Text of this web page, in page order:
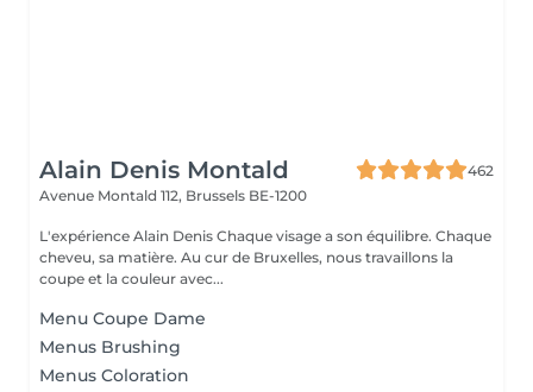
Alain Denis Montald
462
Avenue Montald 112, Brussels BE-1200
L'expérience Alain Denis Chaque visage a son équilibre. Chaque
cheveu, sa matière. Au cur de Bruxelles, nous travaillons la
coupe et la couleur avec...
Menu Coupe Dame
Menus Brushing
Menus Coloration